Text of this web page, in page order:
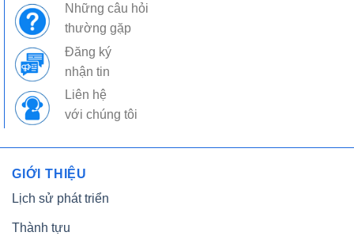
Những câu hỏi
thường gặp
Đăng ký
nhận tin
Liên hệ
với chúng tôi
GIỚI THIỆU
Lịch sử phát triển
Thành tựu